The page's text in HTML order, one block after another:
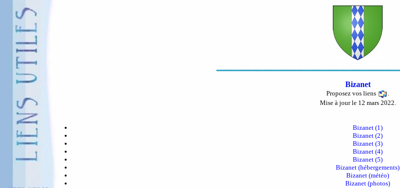
Bizanet
Proposez vos liens
Mise à jour le 12 mars 2022.
Bizanet (1)
Bizanet (2)
Bizanet (3)
Bizanet (4)
Bizanet (5)
Bizanet (hébergements)
Bizanet (météo)
Bizanet (photos)